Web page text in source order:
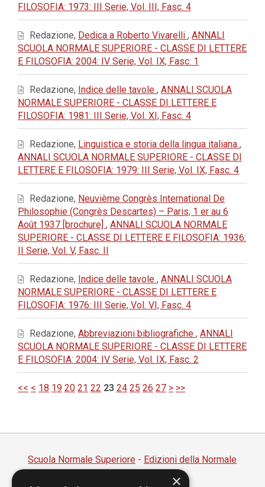
FILOSOFIA: 1973: III Serie, Vol. III, Fasc. 4
Redazione, Dedica a Roberto Vivarelli , ANNALI
SCUOLA NORMALE SUPERIORE - CLASSE DI LETTERE
E FILOSOFIA: 2004: IV Serie, Vol. IX, Fasc. 1
Redazione, Indice delle tavole , ANNALI SCUOLA
NORMALE SUPERIORE - CLASSE DI LETTERE E
FILOSOFIA: 1981: III Serie, Vol. XI, Fasc. 4
Redazione, Linguistica e storia della lingua italiana ,
ANNALI SCUOLA NORMALE SUPERIORE - CLASSE DI
LETTERE E FILOSOFIA: 1979: III Serie, Vol. IX, Fasc. 4
Redazione, Neuvième Congrès International De
Philosophie (Congrès Descartes) – Paris, 1 er au 6
Août 1937 [brochure] , ANNALI SCUOLA NORMALE
SUPERIORE - CLASSE DI LETTERE E FILOSOFIA: 1936:
II Serie, Vol. V, Fasc. II
Redazione, Indice delle tavole , ANNALI SCUOLA
NORMALE SUPERIORE - CLASSE DI LETTERE E
FILOSOFIA: 1976: III Serie, Vol. VI, Fasc. 4
Redazione, Abbreviazioni bibliografiche , ANNALI
SCUOLA NORMALE SUPERIORE - CLASSE DI LETTERE
E FILOSOFIA: 2004: IV Serie, Vol. IX, Fasc. 2
<< < 18 19 20 21 22 23 24 25 26 27 > >>
Scuola Normale Superiore - Edizioni della Normale
Piazza dei Cavalieri, 7 - 56126 Pisa×